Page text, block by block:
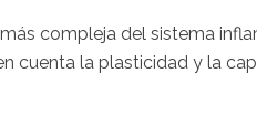
compleja del sistema
cuenta la plasticidad y la